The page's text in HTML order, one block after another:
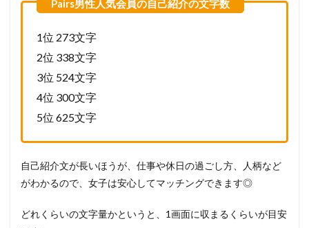
1位 273文字
2位 338文字
3位 524文字
4位 300文字
5位 625文字
自己紹介文が長いほうが、仕事や休日の過ごし方、人柄など
がわかるので、女子は安心してマッチングできます◎
どれくらいの文字量かというと、1画面に収まるくらいが目安